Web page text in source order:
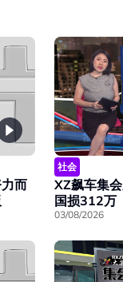
而
社会
XZ飙车集
国损312万
03/08/2026